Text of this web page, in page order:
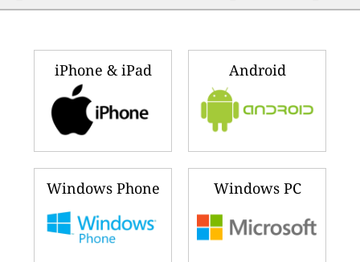
iPhone & iPad Android
Windows Phone Windows PC